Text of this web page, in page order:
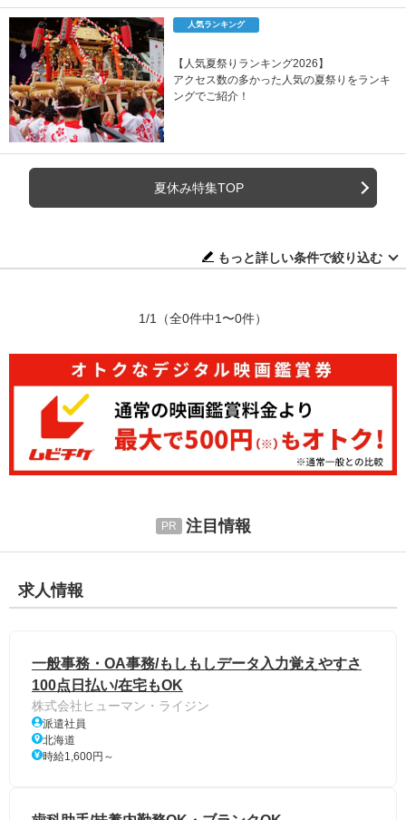
人気ランキング
【人気夏祭りランキング2026】
アクセス数の多かった人気の夏祭りをランキ
ングでご紹介！
夏休み特集TOP
もっと詳しい条件で絞り込む
1/1 （全0件中1〜0件）
注目情報
求人情報
一般事務・OA事務/もしもしデータ入力覚えやすさ
100点日払い/在宅もOK
株式会社ヒューマン・ライジン
派遣社員
北海道
時給1,600円～